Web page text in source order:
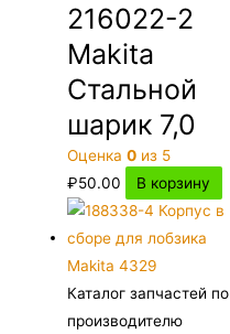
216022-2
Makita
Стальной
шарик 7,0
Оценка0 из 5
₽50.00 В корзину
Каталог запчастей по
производителю